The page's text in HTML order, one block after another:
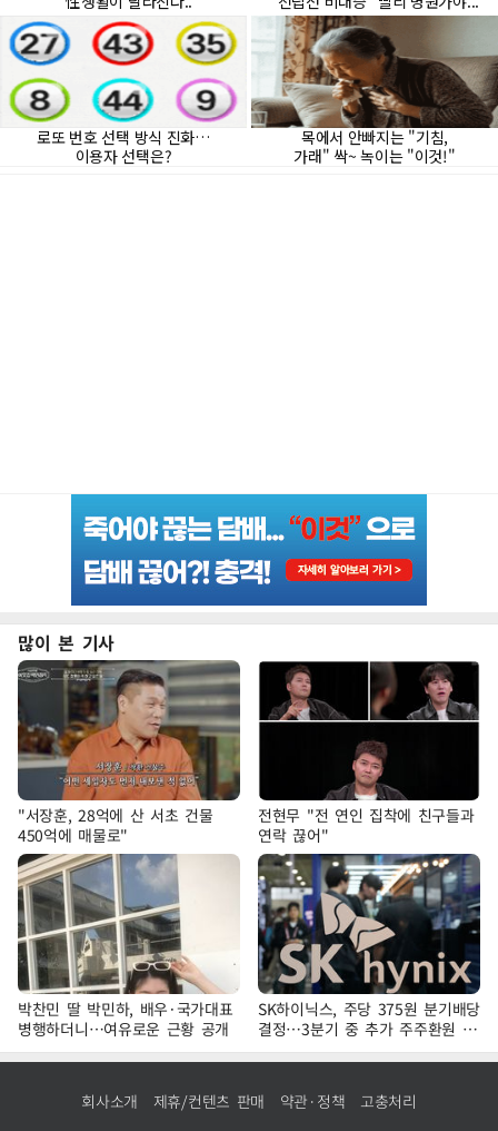
많이 본 기사
"서장훈, 28억에 산 서초 건물
450억에 매물로"
전현무 "전 연인 집착에 친구들과
연락 끊어"
박찬민 딸 박민하, 배우·국가대표
병행하더니…여유로운 근황 공개
SK하이닉스, 주당 375원 분기배당
결정…3분기 중 추가 주주환원 발
표
회사소개 제휴/컨텐츠 판매 약관·정책 고충처리